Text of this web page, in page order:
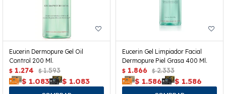
Eucerin Dermopure Gel Oil
Control 200 Ml.
$ 1.274 $ 1.593
$ 1.083 $ 1.083
Eucerin Gel Limpiador Facial
Dermopure Piel Grasa 400 Ml.
$ 1.866 $ 2.333
$ 1.586 $ 1.586